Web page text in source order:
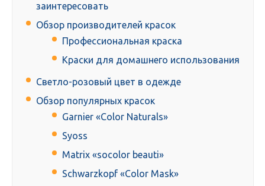
заинтересовать
Обзор производителей красок
Профессиональная краска
Краски для домашнего использования
Светло-розовый цвет в одежде
Обзор популярных красок
Garnier «Color Naturals»
Syoss
Matrix «socolor beauti»
Schwarzkopf «Color Mask»